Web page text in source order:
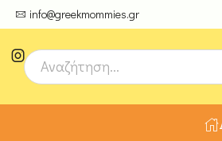
info@greekmommies.gr
μοναδικές δημιουργίες από τους